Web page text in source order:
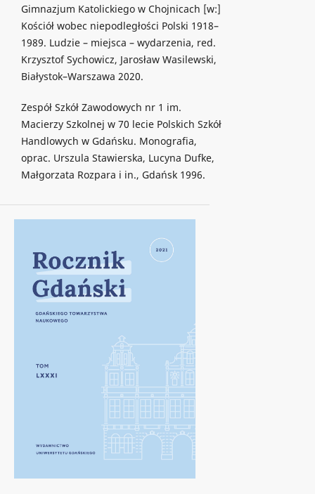
Gimnazjum Katolickiego w Chojnicach [w:]
Kościół wobec niepodległości Polski 1918–
1989. Ludzie – miejsca – wydarzenia, red.
Krzysztof Sychowicz, Jarosław Wasilewski,
Białystok–Warszawa 2020.
Zespół Szkół Zawodowych nr 1 im.
Macierzy Szkolnej w 70 lecie Polskich Szkół
Handlowych w Gdańsku. Monografia,
oprac. Urszula Stawierska, Lucyna Dufke,
Małgorzata Rozpara i in., Gdańsk 1996.